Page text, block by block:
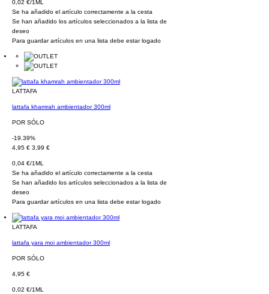
0,02 €/1ML
Se ha añadido el artículo correctamente a la cesta
Se han añadido los artículos seleccionados a la lista de
deseo
Para guardar artículos en una lista debe estar logado
LATTAFA
lattafa khamrah ambientador 300ml
POR SÓLO
-19.39%
4,95 € 3,99 €
0,04 €/1ML
Se ha añadido el artículo correctamente a la cesta
Se han añadido los artículos seleccionados a la lista de
deseo
Para guardar artículos en una lista debe estar logado
LATTAFA
lattafa yara moi ambientador 300ml
POR SÓLO
4,95 €
0,02 €/1ML